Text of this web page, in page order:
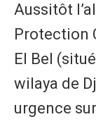
​Aussitôt
Protection
El Bel
wilaya de
urgence